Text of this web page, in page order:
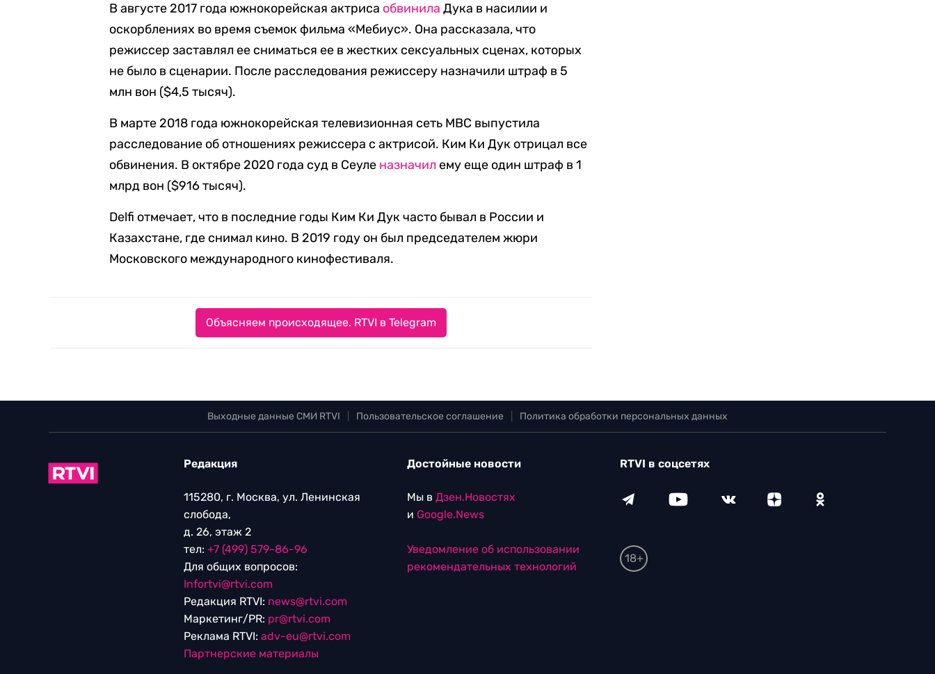
В августе 2017 года южнокорейская актриса обвинила Дука в насилии и
оскорблениях во время съемок фильма «Мебиус». Она рассказала, что
режиссер заставлял ее сниматься ее в жестких сексуальных сценах, которых
не было в сценарии. После расследования режиссеру назначили штраф в 5
млн вон ($4,5 тысяч).
В марте 2018 года южнокорейская телевизионная сеть MBC выпустила
расследование об отношениях режиссера с актрисой. Ким Ки Дук отрицал все
обвинения. В октябре 2020 года суд в Сеуле назначил ему еще один штраф в 1
млрд вон ($916 тысяч).
Delfi отмечает, что в последние годы Ким Ки Дук часто бывал в России и
Казахстане, где снимал кино. В 2019 году он был председателем жюри
Московского международного кинофестиваля.
Объясняем происходящее. RTVI в Telegram
Выходные данные СМИ RTVI Пользовательское соглашение Политика обработки персональных данных
Редакция
115280, г. Москва, ул. Ленинская
слобода,
д. 26, этаж 2
тел: +7 (499) 579-86-96
Для общих вопросов:
Infortvi@rtvi.com
Редакция RTVI: news@rtvi.com
Маркетинг/PR: pr@rtvi.com
Реклама RTVI: adv-eu@rtvi.com
Партнерские материалы
Достойные новости
Мы в Дзен.Новостях
и Google.News
Уведомление об использовании
рекомендательных технологий
RTVI в соцсетях
18+